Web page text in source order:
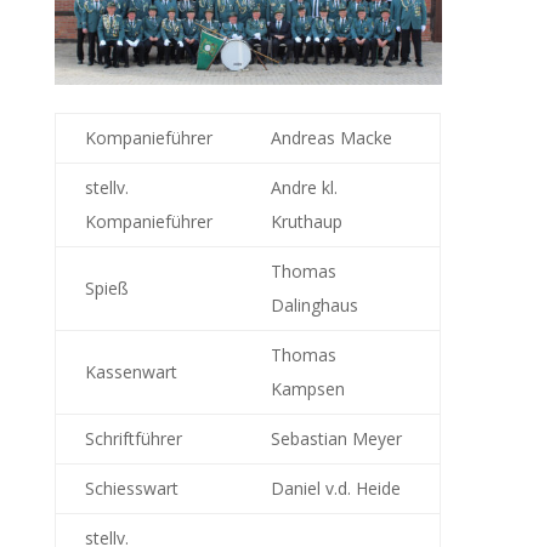
Kompanieführer Andreas Macke
stellv.
Kompanieführer
Andre kl.
Kruthaup
Spieß
Thomas
Dalinghaus
Kassenwart
Thomas
Kampsen
Schriftführer Sebastian Meyer
Schiesswart Daniel v.d. Heide
stellv.